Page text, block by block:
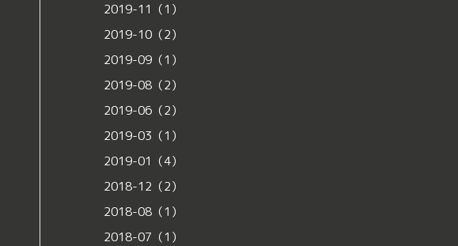
2019-11（1）
2019-10（2）
2019-09（1）
2019-08（2）
2019-06（2）
2019-03（1）
2019-01（4）
2018-12（2）
2018-08（1）
2018-07（1）